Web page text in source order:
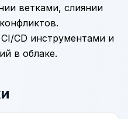
ветками, слиянии
CI/CD инструментами и
в облаке.